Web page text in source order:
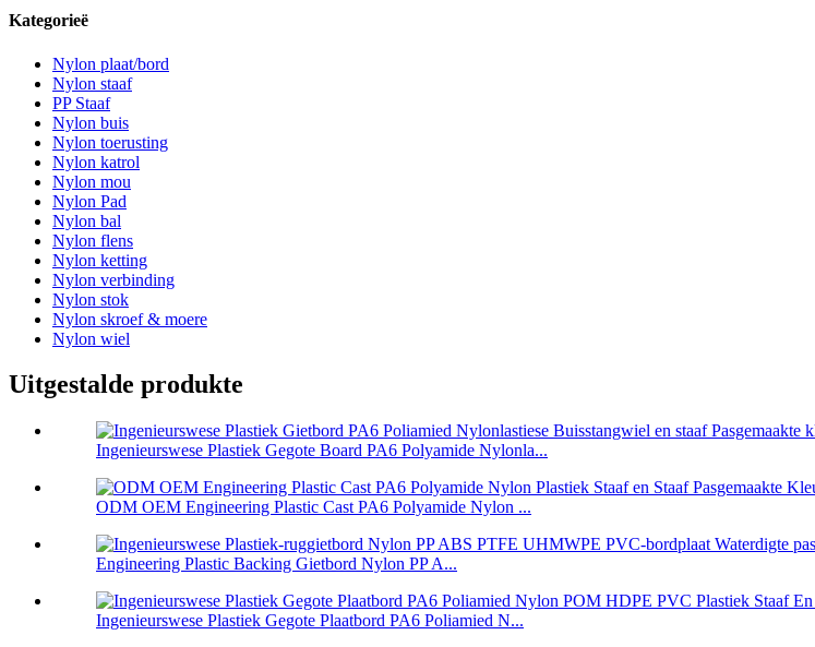
Kategorieë
Nylon plaat/bord
Nylon staaf
PP Staaf
Nylon buis
Nylon toerusting
Nylon katrol
Nylon mou
Nylon Pad
Nylon bal
Nylon flens
Nylon ketting
Nylon verbinding
Nylon stok
Nylon skroef & moere
Nylon wiel
Uitgestalde produkte
Ingenieurswese Plastiek Gegote Board PA6 Polyamide Nylonla...
ODM OEM Engineering Plastic Cast PA6 Polyamide Nylon ...
Engineering Plastic Backing Gietbord Nylon PP A...
Ingenieurswese Plastiek Gegote Plaatbord PA6 Poliamied N...